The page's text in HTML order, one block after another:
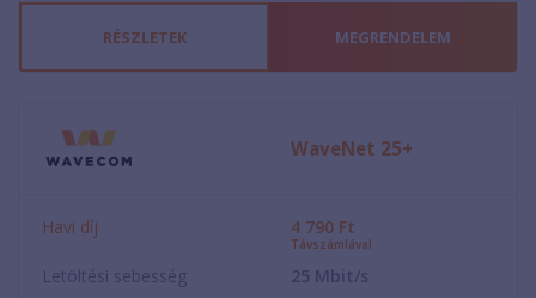
RÉSZLETEK MEGRENDELEM
WaveNet 25+
Havi díj 4 790 Ft
Távszámlával
Letöltési sebesség 25 Mbit/s